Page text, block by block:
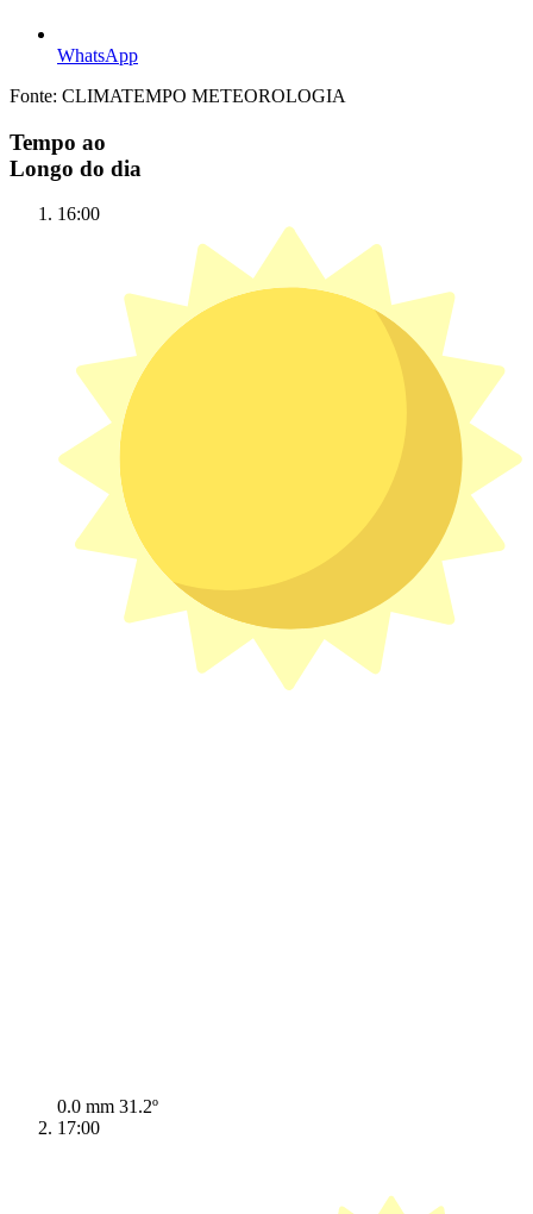
WhatsApp
Fonte: CLIMATEMPO METEOROLOGIA
Tempo ao
Longo do dia
16:00
0.0 mm 31.2º
17:00